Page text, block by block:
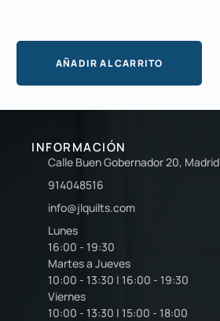
AÑADIR AL CARRITO
INFORMACIÓN
Calle Buen Gobernador 20, Madrid
914048516
info@jlquilts.com
Lunes
16:00 - 19:30
Martes a Jueves
10:00 - 13:30 | 16:00 - 19:30
Viernes
10:00 - 13:30 | 15:00 - 18:00